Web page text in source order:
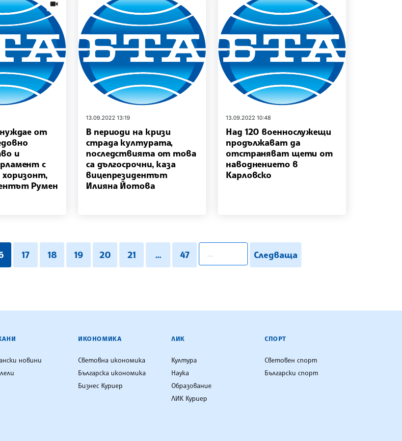
news.videos
нуждае от
и
с
хоризонт,
Румен
13.09.2022 13:19
В периоди на кризи
страда културата,
последствията от това
са дългосрочни, каза
вицепрезидентът
Илияна Йотова
13.09.2022 10:48
Над 120 военнослужещи
продължават да
отстраняват щети от
наводнението в
Карловско
17 18 19 20 21 ... 47
pagination.search
Следваща
новини
ИКОНОМИКА
Световна икономика
Българска икономика
Бизнес Куриер
ЛИК
Култура
Наука
Образование
ЛИК Куриер
СПОРТ
Световен спорт
Български спорт